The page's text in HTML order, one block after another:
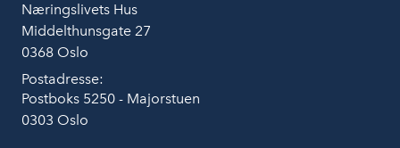
Næringslivets Hus
Middelthunsgate 27
0368 Oslo
Postadresse:
Postboks 5250 - Majorstuen
0303 Oslo